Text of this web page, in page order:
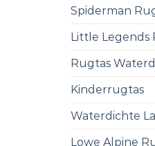
Spiderman
Little Legends
Rugtas
Kinderrugtas
Waterdichte
Lowe Alpine